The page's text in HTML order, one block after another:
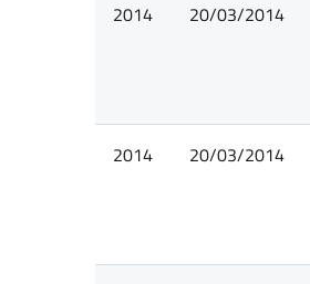
2014 20/03/2014
2014 20/03/2014